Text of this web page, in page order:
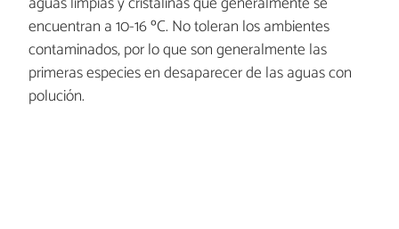
encuentran a 10-16 ºC. No toleran los ambientes
contaminados, por lo que son generalmente las
primeras especies en desaparecer de las aguas con
polución.